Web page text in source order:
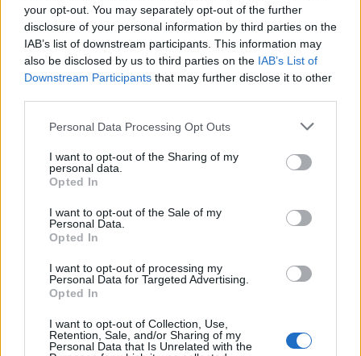
your opt-out. You may separately opt-out of the further
disclosure of your personal information by third parties on the
IAB’s list of downstream participants. This information may
also be disclosed by us to third parties on the IAB’s List of
Downstream Participants that may further disclose it to other
Personal Data Processing Opt Outs
I want to opt-out of the Sharing of my
personal data.
Opted In
I want to opt-out of the Sale of my
Personal Data.
Opted In
I want to opt-out of processing my
Personal Data for Targeted Advertising.
Opted In
I want to opt-out of Collection, Use,
Retention, Sale, and/or Sharing of my
Personal Data that Is Unrelated with the
Věk: ??
Kontakt
Napsat uživateli vzkaz
Informace o profilu a chatu
Naposledy aktivní: 25.04.2026 22:27
Prochatováno
Líbí se:0